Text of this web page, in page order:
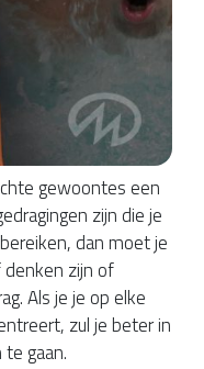
gewoontes een
zijn die je
dan moet je
denken zijn of
Als je je op elke
zul je beter in
gaan.